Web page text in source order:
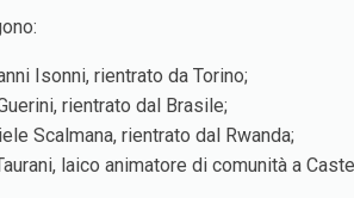
Isonni, rientrato da Torino;
rientrato dal Brasile;
Scalmana, rientrato dal Rwanda;
laico animatore di comunità a